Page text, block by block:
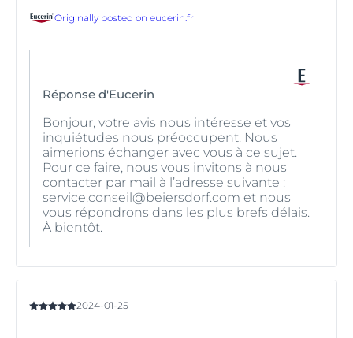
Originally posted on eucerin.fr
Réponse d'Eucerin
Bonjour, votre avis nous intéresse et vos
inquiétudes nous préoccupent. Nous
aimerions échanger avec vous à ce sujet.
Pour ce faire, nous vous invitons à nous
contacter par mail à l’adresse suivante :
service.conseil@beiersdorf.com et nous
vous répondrons dans les plus brefs délais.
À bientôt.
2024-01-25